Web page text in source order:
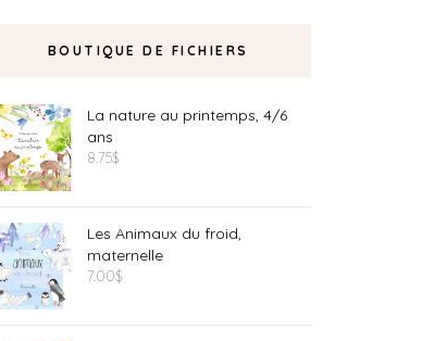
BOUTIQUE DE FICHIERS
La nature au printemps, 4/6
ans
8.75$
Les Animaux du froid,
maternelle
7.00$